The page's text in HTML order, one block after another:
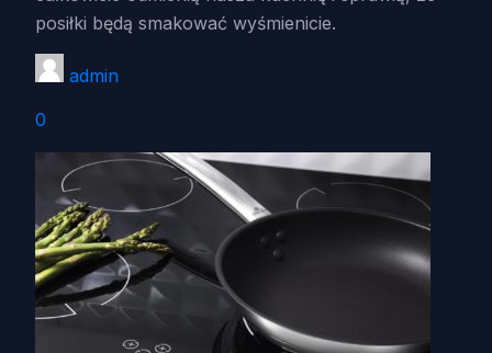
posiłki będą smakować wyśmienicie.
admin
0